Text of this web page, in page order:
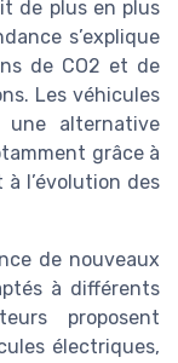
de plus en plus
s’explique
de CO2 et de
Les véhicules
une alternative
grâce à
l’évolution des
de nouveaux
à différents
proposent
électriques,